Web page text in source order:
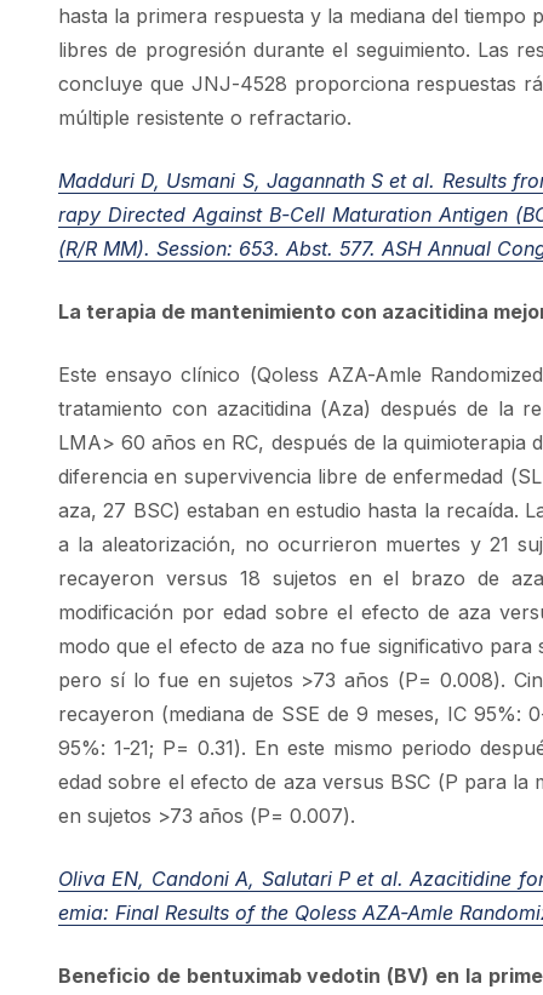
hasta la primera respuesta y la mediana del tiempo
libres de progresión durante el seguimiento. Las
concluye que JNJ-4528 proporciona respuestas
múltiple resistente o refractario.
Madduri D, Usmani S, Jagannath S et al. Results
rapy Directed Against B-Cell Maturation Antigen
(R/R MM). Session: 653. Abst. 577. ASH Annual
La terapia de mantenimiento con azacitidina
Este ensayo clínico (Qoless AZA-Amle
tratamiento con azacitidina (Aza) después de la
LMA> 60 años en RC, después de la
diferencia en supervivencia libre de enfermedad
aza, 27 BSC) estaban en estudio hasta la recaída.
a la aleatorización, no ocurrieron muertes y 21
recayeron versus 18 sujetos en el brazo de
modificación por edad sobre el efecto de aza
modo que el efecto de aza no fue significativo
pero sí lo fue en sujetos >73 años (P= 0.008).
recayeron (mediana de SSE de 9 meses, IC 95%:
95%: 1-21; P= 0.31). En este mismo periodo
edad sobre el efecto de aza versus BSC (P para
en sujetos >73 años (P= 0.007).
Oliva EN, Candoni A, Salutari P et al.Azacitidine
emia: Final Results of the Qoless AZA-Amle
Beneficio de bentuximab vedotin (BV) en la